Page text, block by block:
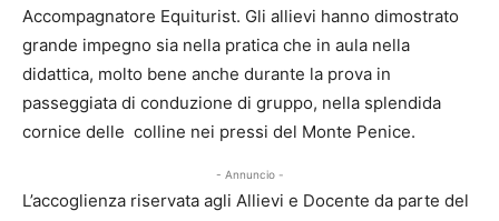
Accompagnatore Equiturist. Gli allievi hanno dimostrato
grande impegno sia nella pratica che in aula nella
didattica, molto bene anche durante la prova in
passeggiata di conduzione di gruppo, nella splendida
cornice delle colline nei pressi del Monte Penice.
- Annuncio -
L’accoglienza riservata agli Allievi e Docente da parte del